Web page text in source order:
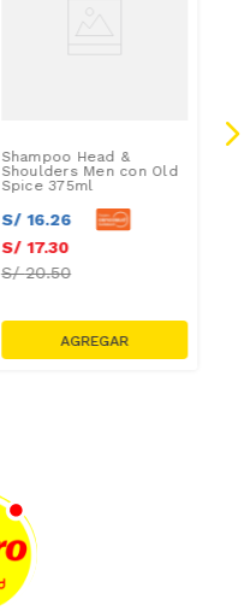
Shampoo Head &
Shoulders Men con Old
Spice 375ml
S/ 16.26
S/ 17.30
S/20.50